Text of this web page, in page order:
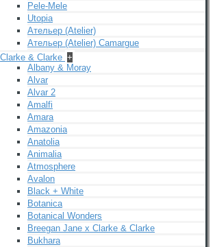
Pele-Mele
Utopia
Ательер (Atelier)
Ательер (Atelier) Camargue
Clarke & Clarke +
Albany & Moray
Alvar
Alvar 2
Amalfi
Amara
Amazonia
Anatolia
Animalia
Atmosphere
Avalon
Black + White
Botanica
Botanical Wonders
Breegan Jane x Clarke & Clarke
Bukhara